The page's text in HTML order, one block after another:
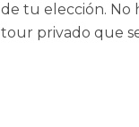
de tu elección. No
tour privado que